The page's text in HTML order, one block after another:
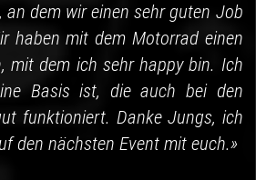
an dem wir einen sehr guten Job
haben mit dem Motorrad einen
mit dem ich sehr happy bin. Ich
Basis ist, die auch bei den
funktioniert. Danke Jungs, ich
den nächsten Event mit euch.»